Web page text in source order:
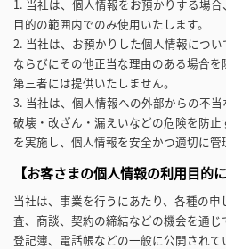
1. 当社は、個人情報をお預かりする場
目的の範囲内でのみ使用いたします。
2. 当社は、お預かりした個人情報につ
ならびにその他正当な理由のある場合
第三者には提供いたしません。
3. 当社は、個人情報への外部からの不
破壊・改ざん・漏えいなどの危険を防
を実施し、個人情報を安全かつ適切に管
【お客さまの個人情報の利用目的
当社は、事業を行うにあたり、各種の
査、商談、契約の締結などの機会を通
登記簿、電話帳などの一般に公開され